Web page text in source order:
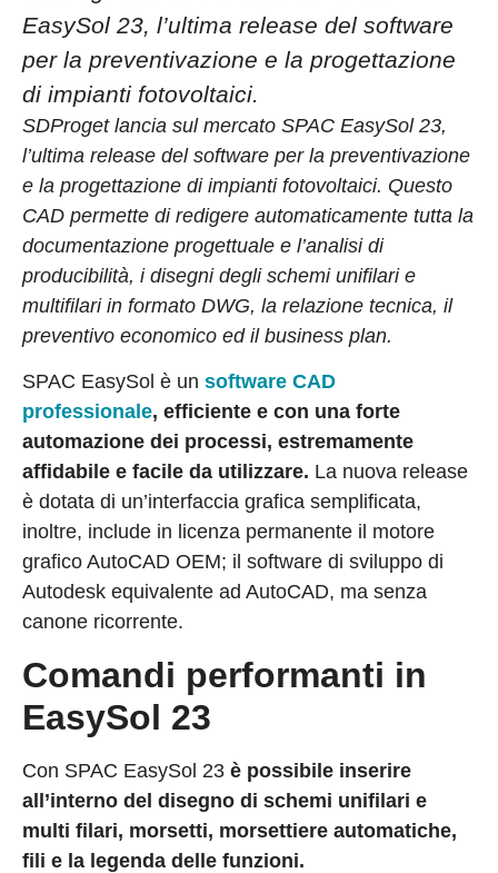
EasySol 23, l’ultima release del software
per la preventivazione e la progettazione
di impianti fotovoltaici.
SDProget lancia sul mercato SPAC EasySol 23,
l’ultima release del software per la preventivazione
e la progettazione di impianti fotovoltaici. Questo
CAD permette di redigere automaticamente tutta la
documentazione progettuale e l’analisi di
producibilità, i disegni degli schemi unifilari e
multifilari in formato DWG, la relazione tecnica, il
preventivo economico ed il business plan.
SPAC EasySol è un software CAD
professionale, efficiente e con una forte
automazione dei processi, estremamente
affidabile e facile da utilizzare. La nuova release
è dotata di un’interfaccia grafica semplificata,
inoltre, include in licenza permanente il motore
grafico AutoCAD OEM; il software di sviluppo di
Autodesk equivalente ad AutoCAD, ma senza
canone ricorrente.
Comandi performanti in
EasySol 23
Con SPAC EasySol 23 è possibile inserire
all’interno del disegno di schemi unifilari e
multi filari, morsetti, morsettiere automatiche,
fili e la legenda delle funzioni.